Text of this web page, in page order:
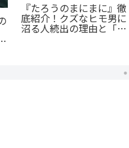
『たろうのまにまに』徹
底紹介！クズなヒモ男に
沼る人続出の理由と「ま
にまに」の意味とは？